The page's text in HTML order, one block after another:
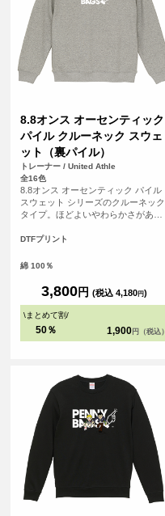
8.8オンス オーセンティック
パイル クルーネック スウェ
ット（裏パイル）
トレーナー / United Athle
全16色
8.8オンス オーセンティック パイル
スウェット シリーズのクルーネック
タイプ。ほどよいやわらかさがあり
厚みのアイテムです。また、ざっく
着用時の絶妙な袖のルーズさを演出
DTFプリント
綿 100％
3,800円 (税込 4,180円)
\まとめて割/
50％ 1,900 円（税込）